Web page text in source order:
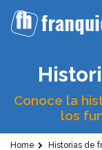
Conoce la
los
Home Historias de